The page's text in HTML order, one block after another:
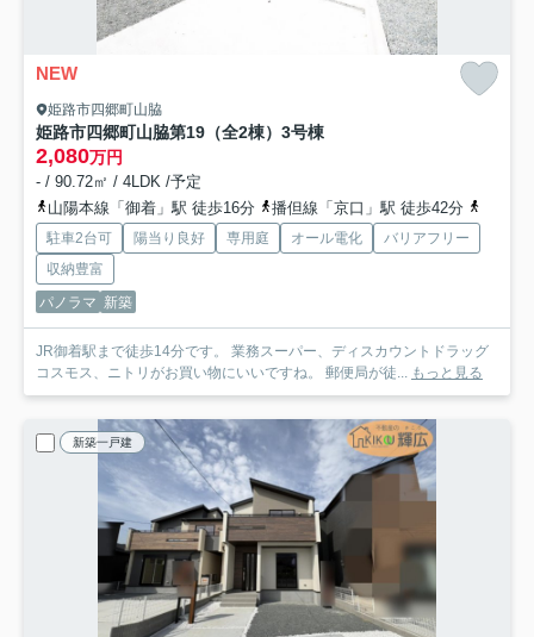
NEW
姫路市四郷町山脇
姫路市四郷町山脇第19（全2棟）3号棟
2,080万円
- / 90.72㎡ / 4LDK /予定
山陽本線「御着」駅 徒歩16分
播但線「京口」駅 徒歩42分
駐車2台可 陽当り良好 専用庭 オール電化
バリアフリー
収納豊富
パノラマ 新築
JR御着駅まで徒歩14分です。 業務スーパー、ディスカウントドラッグ
コスモス、ニトリがお買い物にいいですね。 郵便局が徒...
もっと見る
新築一戸建